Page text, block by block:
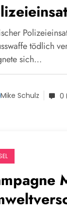
tödlich
sich…
Mike Schulz 0